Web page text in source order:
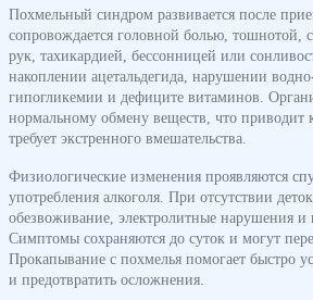
Похмельный синдром развивается после
сопровождается головной болью, тошнотой,
рук, тахикардией, бессонницей или
накоплении ацетальдегида, нарушении водно-
гипогликемии и дефиците витаминов.
нормальному обмену веществ, что приводит
требует экстренного вмешательства.
Физиологические изменения проявляются
употребления алкоголя. При отсутствии
обезвоживание, электролитные нарушения и
Симптомы сохраняются до суток и могут
Прокапывание с похмелья помогает быстро
и предотвратить осложнения.